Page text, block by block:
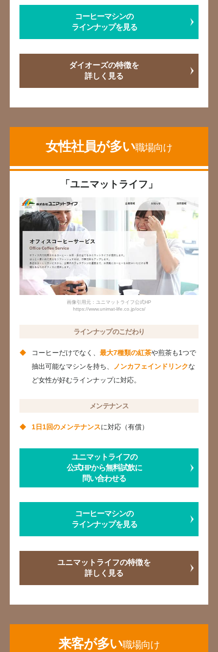
コーヒーマシンの
ラインナップを見る
ダイオーズの特徴を
詳しく見る
女性社員が多い職場向け
「ユニマットライフ」
画像引用元：ユニマットライフ公式HP
https://www.unimat-life.co.jp/ocs/
ラインナップのこだわり
コーヒーだけでなく、 最大7種類の紅茶や煎茶も1つで
抽出可能なマシンを持ち、
ノンカフェインドリンクな
ど女性が好むラインナップに対応。
メンテナンス
1日1回のメンテナンスに対応（有償）
ユニマットライフの
公式HPから無料試飲に
問い合わせる
コーヒーマシンの
ラインナップを見る
ユニマットライフの特徴を
詳しく見る
来客が多い職場向け